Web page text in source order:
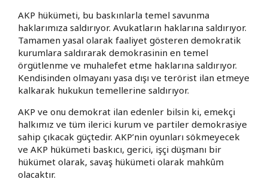
AKP hükümeti, bu baskınlarla temel savunma
haklarımıza saldırıyor. Avukatların haklarına saldırıyor.
Tamamen yasal olarak faaliyet gösteren demokratik
kurumlara saldırarak demokrasinin en temel
örgütlenme ve muhalefet etme haklarına saldırıyor.
Kendisinden olmayanı yasa dışı ve terörist ilan etmeye
kalkarak hukukun temellerine saldırıyor.
AKP ve onu demokrat ilan edenler bilsin ki, emekçi
halkımız ve tüm ilerici kurum ve partiler demokrasiye
sahip çıkacak güçtedir. AKP’nin oyunları sökmeyecek
ve AKP hükümeti baskıcı, gerici, işçi düşmanı bir
hükümet olarak, savaş hükümeti olarak mahkûm
olacaktır.